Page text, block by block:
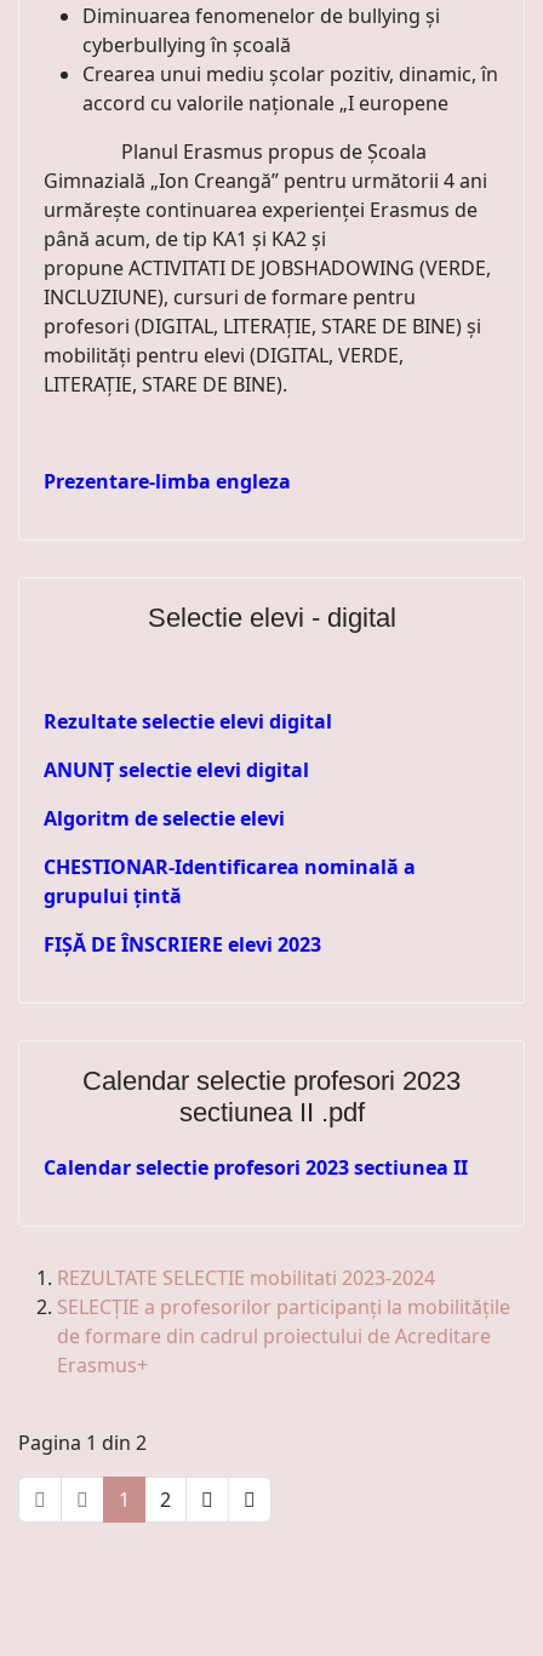
Diminuarea fenomenelor de bullying și
cyberbullying în școală
Crearea unui mediu școlar pozitiv, dinamic, în
accord cu valorile naționale „I europene
Planul Erasmus propus de Școala
Gimnazială „Ion Creangă” pentru următorii 4 ani
urmărește continuarea experienței Erasmus de
până acum, de tip KA1 și KA2 și
propune ACTIVITATI DE JOBSHADOWING (VERDE,
INCLUZIUNE), cursuri de formare pentru
profesori (DIGITAL, LITERAȚIE, STARE DE BINE) și
mobilități pentru elevi (DIGITAL, VERDE,
LITERAȚIE, STARE DE BINE).
Prezentare-limba engleza
Selectie elevi - digital
Rezultate selectie elevi digital
ANUNȚ selectie elevi digital
Algoritm de selectie elevi
CHESTIONAR-Identificarea nominală a
grupului ţintă
FIȘĂ DE ÎNSCRIERE elevi 2023
Calendar selectie profesori 2023
sectiunea II .pdf
Calendar selectie profesori 2023 sectiunea II
REZULTATE SELECTIE mobilitati 2023-2024
SELECȚIE a profesorilor participanți la mobilitățile
de formare din cadrul proiectului de Acreditare
Erasmus+
Pagina 1 din 2
1 2